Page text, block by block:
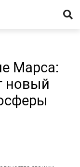
Марса:
новый